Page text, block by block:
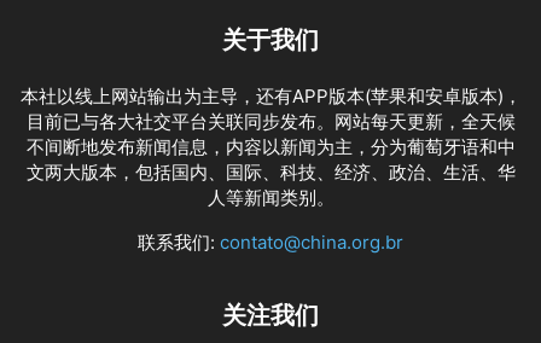
关于我们
本社以线上网站输出为主导，还有APP版本(苹果和安卓版本)，
目前已与各大社交平台关联同步发布。网站每天更新，全天候
不间断地发布新闻信息，内容以新闻为主，分为葡萄牙语和中
文两大版本，包括国内、国际、科技、经济、政治、生活、华
人等新闻类别。
联系我们: contato@china.org.br
关注我们